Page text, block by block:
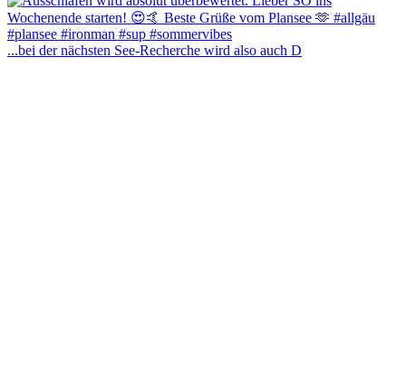
...bei der nächsten See-Recherche wird also auch D